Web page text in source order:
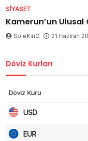
SIYASET
Kamerun’un Ulusal
SoleKinG 21 Haziran
Döviz Kurları
Döviz Kuru
USD
EUR